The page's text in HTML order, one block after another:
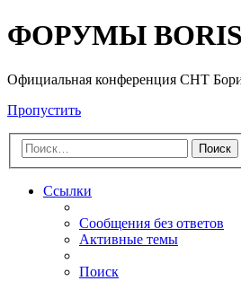
ФОРУМЫ
Официальная конференция СНТ
Пропустить
Поиск
Ссылки
Сообщения без ответов
Активные темы
Поиск